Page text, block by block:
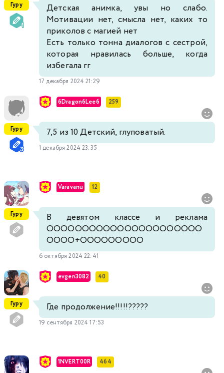
Гуру
Детская анимка, увы но слабо.
Мотивации нет, смысла нет, каких то
приколов с магией нет
Есть только тонна диалогов с сестрой,
которая нравилась больше, когда
избегала гг
17 декабря 2024 21:29
Гуру
6Dragon6Lee6 259
7,5 из 10 Детский, глуповатый.
1 декабря 2024 23:35
Гуру
Varavanu 12
В девятом классе и реклама
ОООООООООООООООООООООО
ОООО+ООООООООО
6 октября 2024 22:41
Гуру
evgen3082 40
Где продолжение!!!!!?????
19 сентября 2024 17:53
1NVERT00R 464